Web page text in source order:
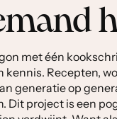
met één
kennis. Recepten,
generatie op
Dit project is een